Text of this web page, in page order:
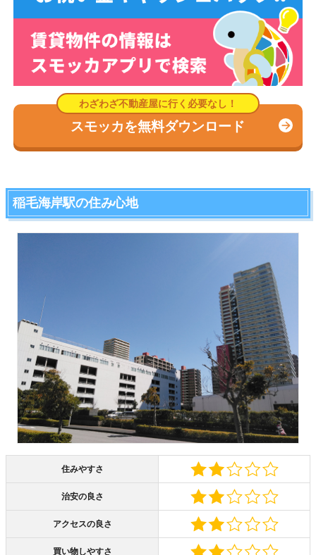
スモッカを無料ダウンロード
稲毛海岸駅の住み心地
住みやすさ
治安の良さ
アクセスの良さ
買い物しやすさ